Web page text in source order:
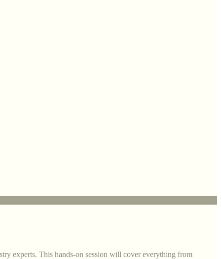
experts. This hands-on session will cover everything from